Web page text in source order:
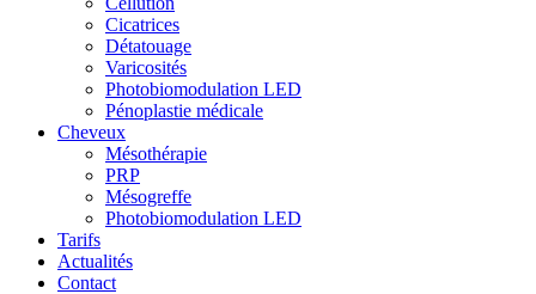
Cicatrices
Détatouage
Varicosités
Photobiomodulation LED
Pénoplastie médicale
Cheveux
Mésothérapie
PRP
Mésogreffe
Photobiomodulation LED
Tarifs
Actualités
Contact